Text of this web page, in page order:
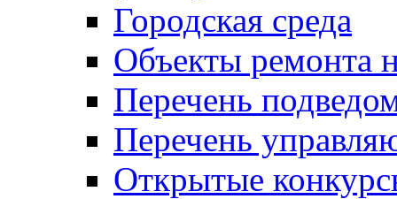
Городская среда
Объекты ремонта
Перечень
Перечень
Открытые